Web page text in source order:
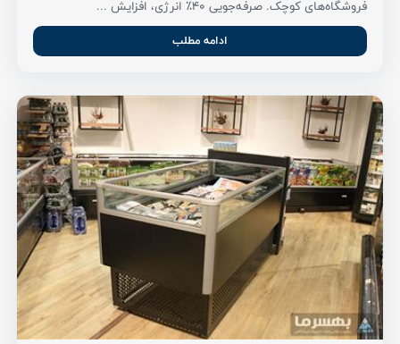
فروشگاه‌های کوچک. صرفه‌جویی ۴۰٪ انرژی، افزایش ...
ادامه مطلب